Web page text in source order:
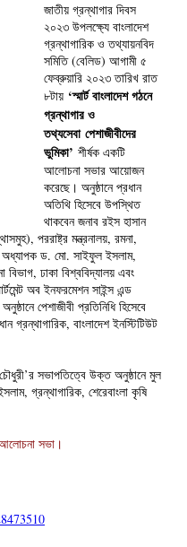
জাতীয় গ্রন্থাগার দিবস
২০২৩ উপলক্ষ্যে বাংলাদেশ
গ্রন্থাগারিক ও তথ্যায়নবিদ
সমিতি (বেলিড) আগামী ৫
ফেব্রুয়ারি ২০২৩ তারিখ রাত
৮টায় ‘স্মার্ট বাংলাদেশ গঠনে
গ্রন্থাগার ও
তথ্যসেবাপেশাজীবীদের
ভুমিকা’ শীর্ষক একটি
আলোচনা সভার আয়োজন
করেছে। অনুষ্ঠানে প্রধান
অতিথি হিসেবে উপস্থিত
থাকবেন জনাব রইস হাসান
পররাষ্ট্র মন্ত্রনালয়, রমনা,
অধ্যাপক ড. মো. সাইফুল ইসলাম,
বিভাগ, ঢাকা বিশ্ববিদ্যালয় এবং
অব ইনফরমেশন সাইন্স এন্ড
পেশাজীবী প্রতিনিধি হিসেবে
গ্রন্থাগারিক, বাংলাদেশ ইনস্টিটিউট
সভাপতিত্বে উক্ত অনুষ্ঠানে মুল
গ্রন্থাগারিক, শেরেবাংলা কৃষি
সভা।